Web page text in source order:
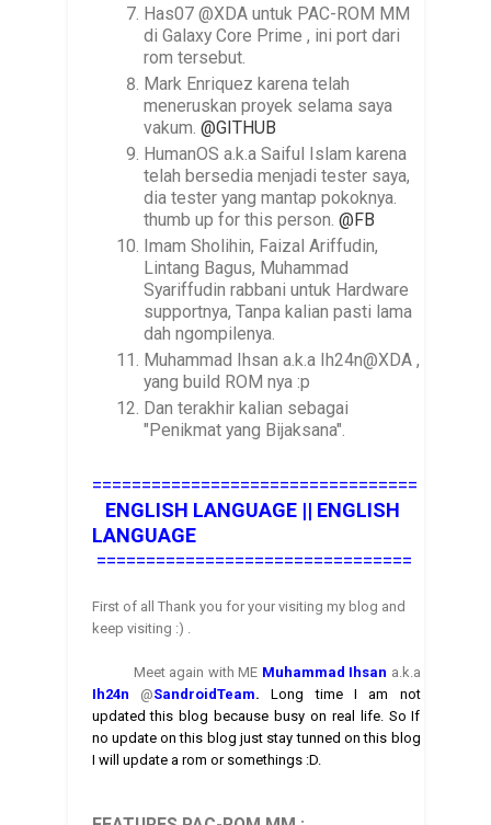
Has07 @XDA untuk PAC-ROM MM
di Galaxy Core Prime , ini port dari
rom tersebut.
Mark Enriquez karena telah
meneruskan proyek selama saya
vakum.@GITHUB
HumanOS a.k.a Saiful Islam karena
telah bersedia menjadi tester saya,
dia tester yang mantap pokoknya.
thumb up for this person.@FB
Imam Sholihin, Faizal Ariffudin,
Lintang Bagus, Muhammad
Syariffudin rabbani untuk Hardware
supportnya, Tanpa kalian pasti lama
dah ngompilenya.
Muhammad Ihsan a.k.a Ih24n@XDA ,
yang build ROM nya :p
Dan terakhir kalian sebagai
"Penikmat yang Bijaksana".
=================================
ENGLISH LANGUAGE || ENGLISH
LANGUAGE
================================
First of all Thank you for your visiting my blog and
keep visiting :) .
Meet again with ME Muhammad Ihsan a.k.a
Ih24n @SandroidTeam.Long time I am not
updated this blog because busy on real life. So If
no update on this blog just stay tunned on this blog
I will update a rom or somethings :D.